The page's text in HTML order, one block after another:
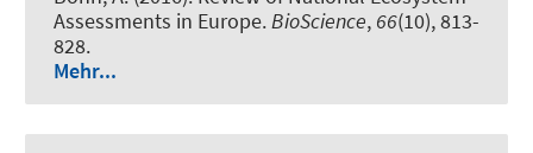
Assessments in Europe.BioScience, 66(10), 813-
828.
Mehr...